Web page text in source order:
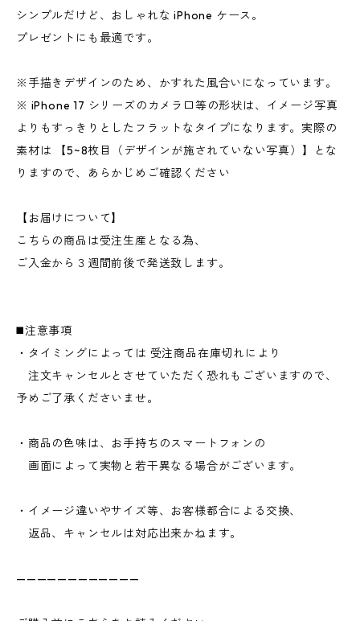
シンプルだけど、おしゃれな iPhone ケース。
プレゼントにも最適です。
※手描きデザインのため、かすれた風合いになっています。
※ iPhone 17 シリーズのカメラ口等の形状は、イメージ写真
よりもすっきりとしたフラットなタイプになります。実際の
素材は 【5~8枚目（デザインが施されていない写真）】とな
りますので、あらかじめご確認ください
【お届けについて】
こちらの商品は受注生産となる為、
ご入金から３週間前後で発送致します。
◼️注意事項
・タイミングによっては 受注商品在庫切れにより
注文キャンセルとさせていただく恐れもございますので、
予めご了承くださいませ。
・商品の色味は、お手持ちのスマートフォンの
画面によって実物と若干異なる場合がございます。
・イメージ違いやサイズ等、お客様都合による交換、
返品、キャンセルは対応出来かねます。
————————————